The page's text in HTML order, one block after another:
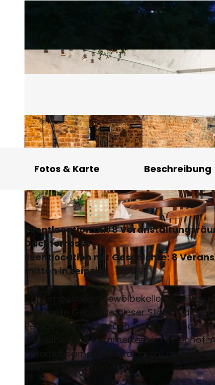
Fotos & Karte Beschreibung
Eventlocation mit 8
Dachterrasse
Eventlocation mit Geschichte: 8
mitten in Leipzig
Acht imposante Gewölbekeller, zwei
markante Gebäude dieser Stadt – die
Personen und für jeden Anlass die
Gewölbe oder Sommerfest im Innenhof:
unterhaltsames Entertainment machen
lange gesprochen wird.